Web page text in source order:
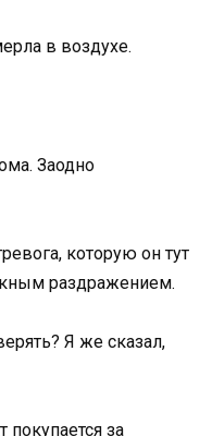
в воздухе.
Заодно
которую он тут
раздражением.
Я же сказал,
за